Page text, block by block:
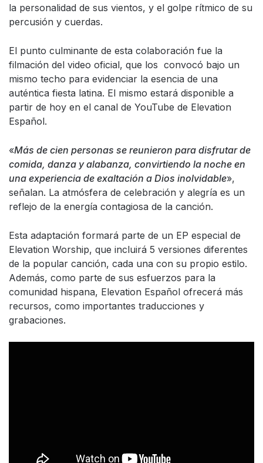
la personalidad de sus vientos, y el golpe rítmico de su
percusión y cuerdas.
El punto culminante de esta colaboración fue la
filmación del video oficial, que los convocó bajo un
mismo techo para evidenciar la esencia de una
auténtica fiesta latina. El mismo estará disponible a
partir de hoy en el canal de YouTube de Elevation
Español.
«Más de cien personas se reunieron para disfrutar de
comida, danza y alabanza, convirtiendo la noche en
una experiencia de exaltación a Dios inolvidable»,
señalan. La atmósfera de celebración y alegría es un
reflejo de la energía contagiosa de la canción.
Esta adaptación formará parte de un EP especial de
Elevation Worship, que incluirá 5 versiones diferentes
de la popular canción, cada una con su propio estilo.
Además, como parte de sus esfuerzos para la
comunidad hispana, Elevation Español ofrecerá más
recursos, como importantes traducciones y
grabaciones.